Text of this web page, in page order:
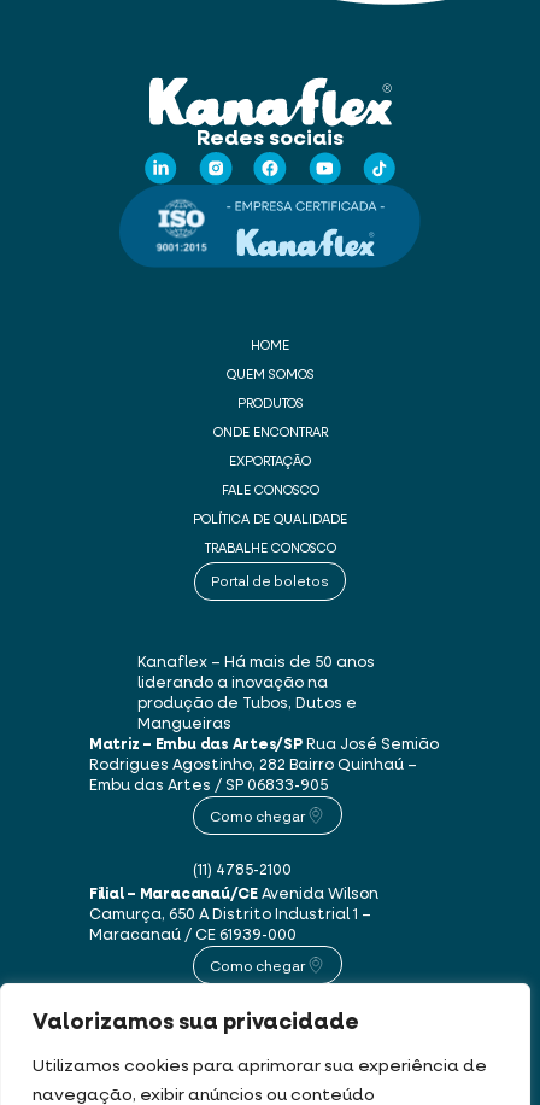
Valorizamos sua privacidade
Utilizamos cookies para aprimorar sua experiência de
navegação, exibir anúncios ou conteúdo
Redes sociais
HOME
QUEM SOMOS
PRODUTOS
ONDE ENCONTRAR
EXPORTAÇÃO
FALE CONOSCO
POLÍTICA DE QUALIDADE
TRABALHE CONOSCO
Portal de boletos
Kanaflex – Há mais de 50 anos
liderando a inovação na
produção de Tubos, Dutos e
Mangueiras
Matriz – Embu das Artes/SPRua José Semião
Rodrigues Agostinho, 282 Bairro Quinhaú –
Embu das Artes / SP06833-905
Como chegar
(11) 4785-2100
Filial – Maracanaú/CEAvenida Wilson
Camurça, 650 ADistrito Industrial 1 –
Maracanaú / CE61939-000
Como chegar
(85) 3250-1235